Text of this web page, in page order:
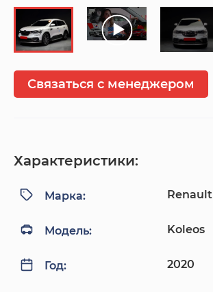
Связаться с менеджером
Характеристики:
Марка: Renault
Модель: Koleos
Год: 2020